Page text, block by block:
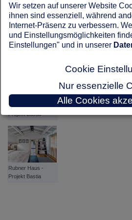
Rubner Haus -
Rubner Haus -
Projekt Bastia
Rubner Haus -
Projekt Bastia
Wir setzen auf unserer Website
ihnen sind essenziell, während
Internet-Präsenz zu verbessern.
und Einstellungsmöglichkeiten
Einstellungen" und in unserer
Cookie
Nur essenzielle
Alle Cookies